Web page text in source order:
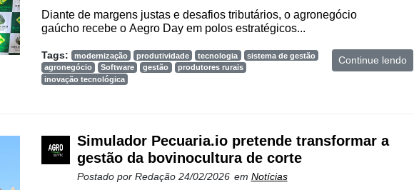
Diante de margens justas e desafios tributários, o agronegócio
gaúcho recebe o Aegro Day em polos estratégicos...
Tags: modernização produtividade tecnologia
sistema de gestão
agronegócio
Software gestão
produtores rurais
inovação tecnológica
Continue lendo
Simulador Pecuaria.io pretende transformar a
gestão da bovinocultura de corte
Postado por Redação 24/02/2026 em Notícias